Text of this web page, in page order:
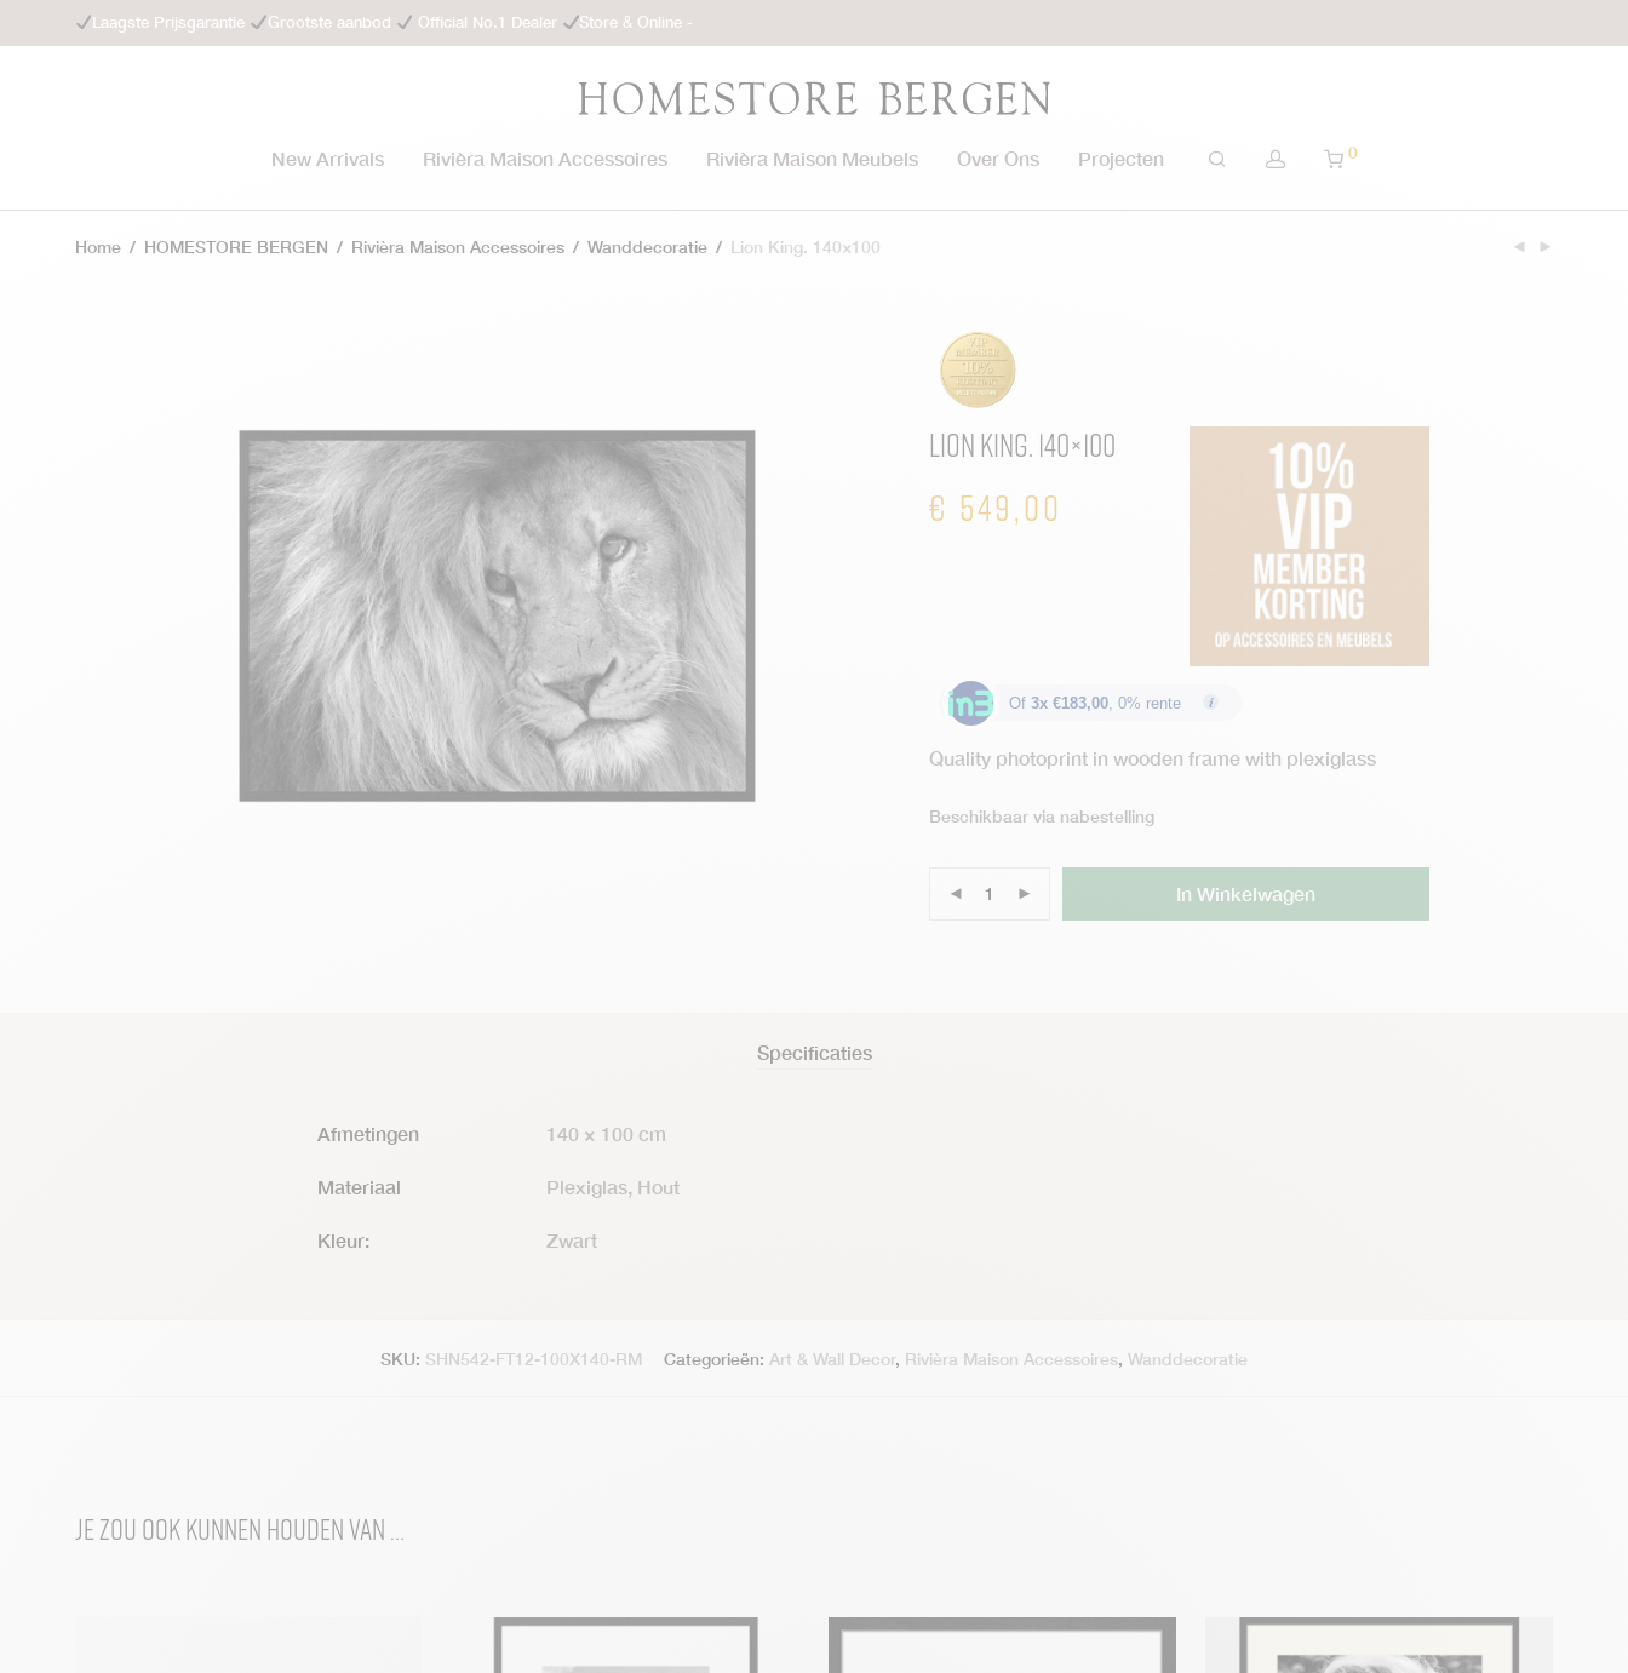
Laagste Prijsgarantie Grootste aanbod Official No.1 Dealer Store & Online -
New Arrivals Rivièra Maison Accessoires Rivièra Maison Meubels Over Ons Projecten 0
Home / HOMESTORE BERGEN / Rivièra Maison Accessoires / Wanddecoratie / Lion King. 140×100
Lion King. 140×100
€ 549,00
Of 3x €183,00, 0% rente
Quality photoprint in wooden frame with plexiglass
Beschikbaar via nabestelling
In Winkelwagen
Specificaties
Afmetingen 140 × 100 cm
Materiaal Plexiglas, Hout
Kleur: Zwart
SKU: SHN542-FT12-100X140-RM Categorieën: Art & Wall Decor, Rivièra Maison Accessoires, Wanddecoratie
Je zou ook kunnen houden van …